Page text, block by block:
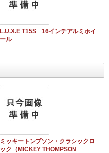
L.U.X.E T15S 16インチアルミホイ
ール
ミッキートンプソン・クラシックロ
ック（MICKEY THOMPSON